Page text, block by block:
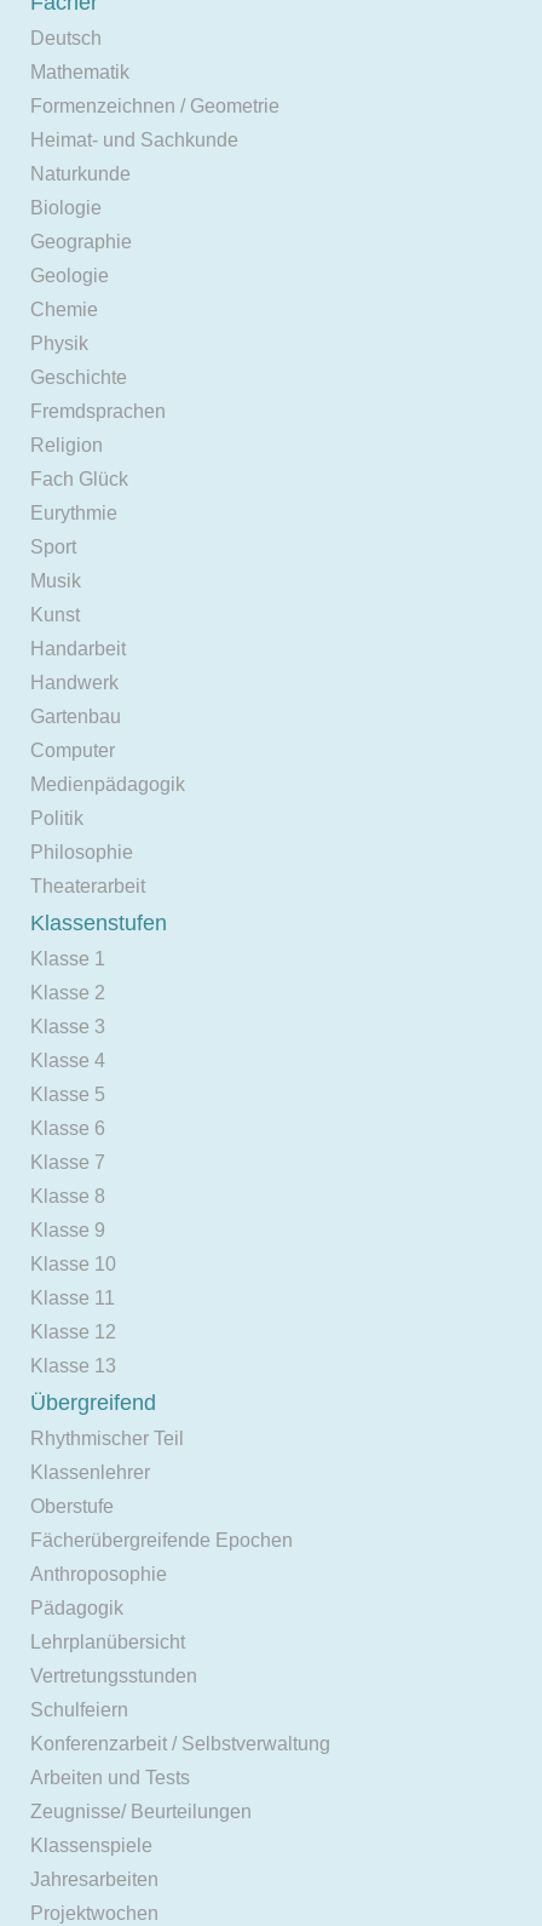
Deutsch
Mathematik
Formenzeichnen / Geometrie
Heimat- und Sachkunde
Naturkunde
Biologie
Geographie
Geologie
Chemie
Physik
Geschichte
Fremdsprachen
Religion
Fach Glück
Eurythmie
Sport
Musik
Kunst
Handarbeit
Handwerk
Gartenbau
Computer
Medienpädagogik
Politik
Philosophie
Theaterarbeit
Klassenstufen
Klasse 1
Klasse 2
Klasse 3
Klasse 4
Klasse 5
Klasse 6
Klasse 7
Klasse 8
Klasse 9
Klasse 10
Klasse 11
Klasse 12
Klasse 13
Übergreifend
Rhythmischer Teil
Klassenlehrer
Oberstufe
Fächerübergreifende Epochen
Anthroposophie
Pädagogik
Lehrplanübersicht
Vertretungsstunden
Schulfeiern
Konferenzarbeit / Selbstverwaltung
Arbeiten und Tests
Zeugnisse/ Beurteilungen
Klassenspiele
Jahresarbeiten
Projektwochen